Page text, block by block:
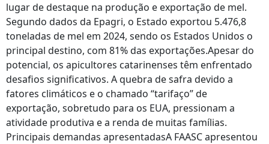
lugar de destaque na produção e exportação de mel.
Segundo dados da Epagri, o Estado exportou 5.476,8
toneladas de mel em 2024, sendo os Estados Unidos o
principal destino, com 81% das exportações.Apesar do
potencial, os apicultores catarinenses têm enfrentado
desafios significativos. A quebra de safra devido a
fatores climáticos e o chamado “tarifaço” de
exportação, sobretudo para os EUA, pressionam a
atividade produtiva e a renda de muitas famílias.
Principais demandas apresentadasA FAASC apresentou